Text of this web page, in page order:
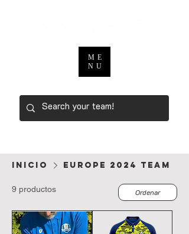
ME
NU
Inicio europe 2024 team
9 productos Ordenar